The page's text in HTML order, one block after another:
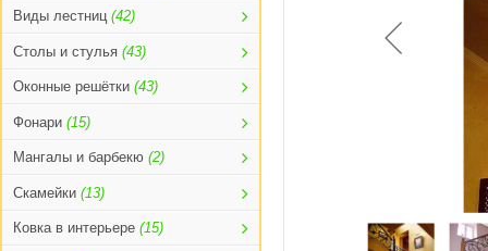
Виды лестниц (42)
Столы и стулья (43)
Оконные решётки (43)
Фонари (15)
Мангалы и барбекю (2)
Скамейки (13)
Ковка в интерьере (15)